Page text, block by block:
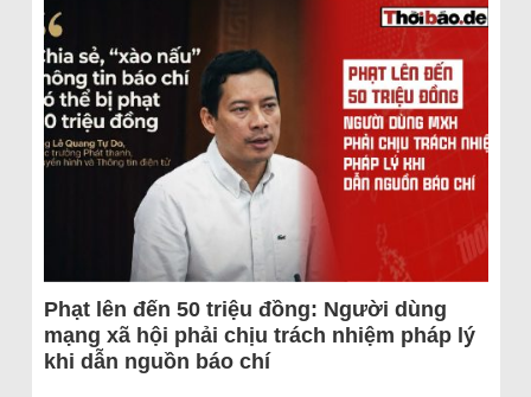
Phạt lên đến 50 triệu đồng: Người dùng
mạng xã hội phải chịu trách nhiệm pháp lý
khi dẫn nguồn báo chí